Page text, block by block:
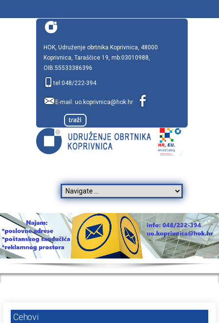
HOK, Udruženje obrtnika Koprivnica, 48000
Koprivnica, Taraščice 19, mb:03010988,
OIB:55533386396
tel:048/222-394
E-mail: uo.koprivnica@hok.hr
Cehovi